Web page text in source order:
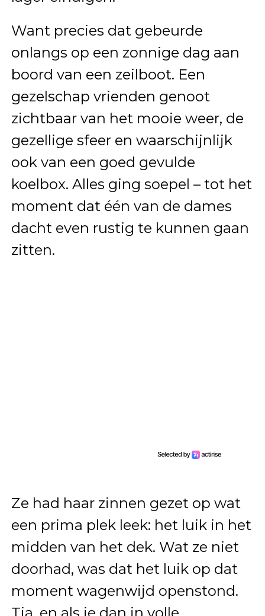
Want precies dat gebeurde
onlangs op een zonnige dag aan
boord van een zeilboot. Een
gezelschap vrienden genoot
zichtbaar van het mooie weer, de
gezellige sfeer en waarschijnlijk
ook van een goed gevulde
koelbox. Alles ging soepel – tot het
moment dat één van de dames
dacht even rustig te kunnen gaan
zitten.
Ze had haar zinnen gezet op wat
een prima plek leek: het luik in het
midden van het dek. Wat ze niet
doorhad, was dat het luik op dat
moment wagenwijd openstond.